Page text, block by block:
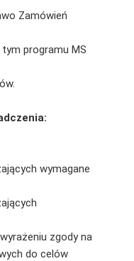
Zamówień
tym programu MS
wymagane
zgody na
do celów